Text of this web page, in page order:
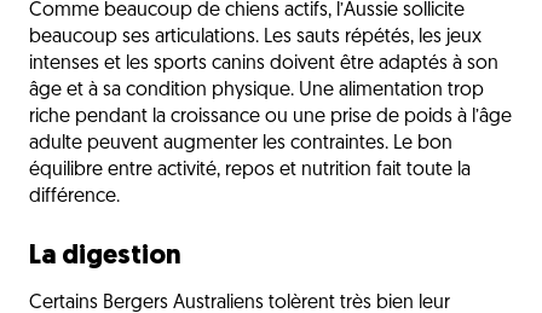
Comme beaucoup de chiens actifs, l’Aussie sollicite
beaucoup ses articulations. Les sauts répétés, les jeux
intenses et les sports canins doivent être adaptés à son
âge et à sa condition physique. Une alimentation trop
riche pendant la croissance ou une prise de poids à l’âge
adulte peuvent augmenter les contraintes. Le bon
équilibre entre activité, repos et nutrition fait toute la
différence.
La digestion
Certains Bergers Australiens tolèrent très bien leur